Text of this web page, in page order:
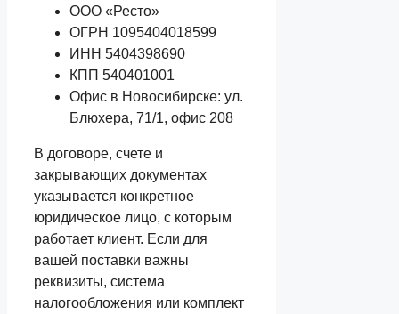
ООО «Ресто»
ОГРН 1095404018599
ИНН 5404398690
КПП 540401001
Офис в Новосибирске: ул.
Блюхера, 71/1, офис 208
В договоре, счете и
закрывающих документах
указывается конкретное
юридическое лицо, с которым
работает клиент. Если для
вашей поставки важны
реквизиты, система
налогообложения или комплект